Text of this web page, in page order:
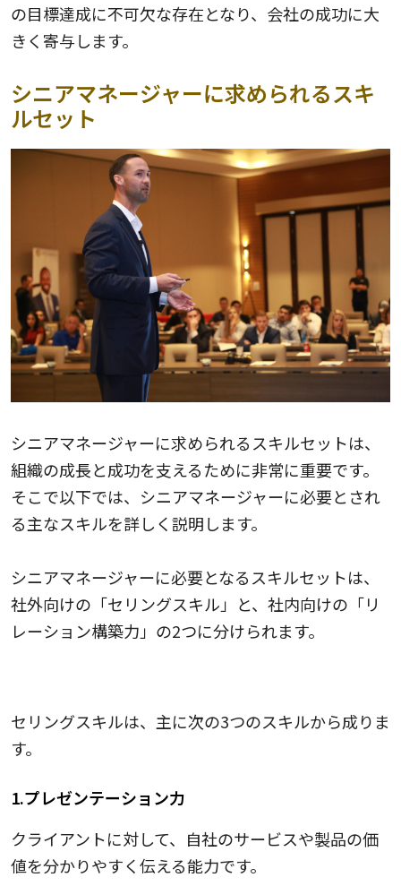
の目標達成に不可欠な存在となり、会社の成功に大
きく寄与します。
シニアマネージャーに求められるスキ
ルセット
シニアマネージャーに求められるスキルセットは、
組織の成長と成功を支えるために非常に重要です。
そこで以下では、シニアマネージャーに必要とされ
る主なスキルを詳しく説明します。
シニアマネージャーに必要となるスキルセットは、
社外向けの「セリングスキル」と、社内向けの「リ
レーション構築力」の2つに分けられます。
セリングスキルは、主に次の3つのスキルから成りま
す。
1.プレゼンテーション力
クライアントに対して、自社のサービスや製品の価
値を分かりやすく伝える能力です。